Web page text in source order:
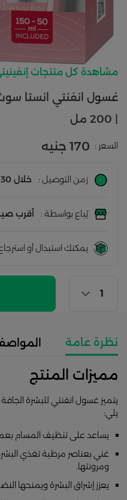
مشاهدة كل منتجات
غسول انفنتي انستا
السعر : 170 جنيه
زمن التوصيل : خلال 30-60 دقيقة
يُباع بواسطة : أقرب
يمكنك استبدال أو
نظرة عامة
مميزات المنتج
يلي:
يساعد على تنظيف المسام
غني بعناصر مرطبة تغذي
ومرونتها.
يعزز إشراق البشرة ويمنحها